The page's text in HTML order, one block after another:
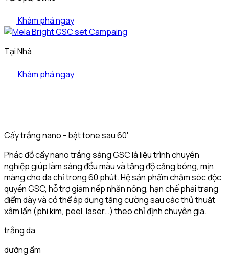
Khám phá ngay
Tại Nhà
Khám phá ngay
Cấy trắng nano - bật tone sau 60'
Phác đồ cấy nano trắng sáng GSC là liệu trình chuyên
nghiệp giúp làm sáng đều màu và tăng độ căng bóng, mịn
màng cho da chỉ trong 60 phút. Hệ sản phẩm chăm sóc độc
quyền GSC, hỗ trợ giảm nếp nhăn nông, hạn chế phải trang
điểm dày và có thể áp dụng tăng cường sau các thủ thuật
xâm lấn (phi kim, peel, laser…) theo chỉ định chuyên gia.
trắng da
dưỡng ẩm